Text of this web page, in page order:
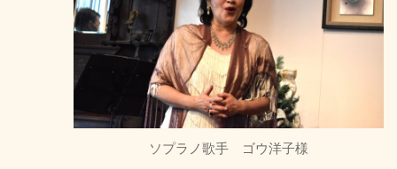
ソプラノ歌手 ゴウ洋子様